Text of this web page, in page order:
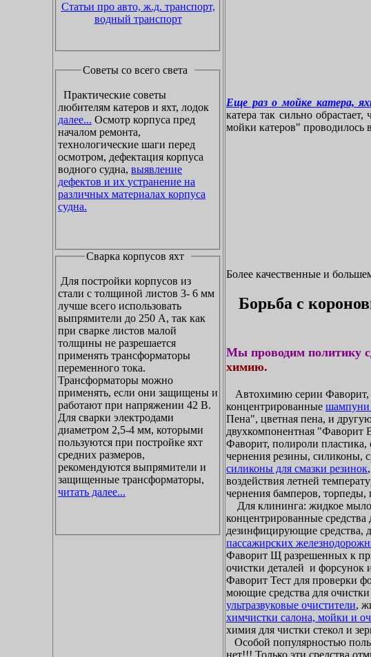
Статьи про авто, ж.д. транспорт,
водный транспорт
Советы со всего света
Практические советы
любителям катеров и яхт, лодок
далее... Осмотр корпуса пред
началом ремонта,
технологические шаги перед
осмотром, дефектация корпуса
водного судна, выявление
дефектов и их устранение на
различных материалах корпуса
судна.
Сварка корпусов яхт
Для постройки корпусов из
стали с толщиной листов 3- 6 мм
лучше всего использовать
выпрямители до 250 А, так как
при сварке листов малой
толщины не разрешается
применять трансформаторы
переменного тока.
Трансформаторы можно
применять, если они защищены и
работают при напряжении 42 В.
Для сварки электродами
диаметром 2,5-4 мм, которыми
пользуются при постройке яхт
средних размеров,
рекомендуются выпрямители и
защищенные трансформаторы,
читать далее...
Еще раз о мойке катера,
катера так сильно
мойки катеров" проводилось
Более качественные и
Борьба с
Мы проводим политику
химию.
Автохимию серии Фаворит,
концентрированные шампуни
Пена", цветная пена, и
двухкомпонентная "Фаворит
Фаворит, полироли пластика,
чернения резины, силиконы,
силиконы для смазки резинок
воздействия летней
чернения бамперов, торпеды,
Для клининга: жидкое мыло-
концентрированные
дезинфицирующие средства,
пассажирских
Фаворит Щ разрешенных к
очистки деталей и форсунок
Фаворит Тест для проверки
моющие средства для
ультразвуковые очистители,
химчистки салона, мойки и
химия для чистки стекол и
Особой популярностью
нет!!! Только эти средства